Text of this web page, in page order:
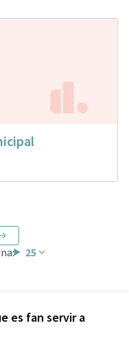
es fan servir a
25